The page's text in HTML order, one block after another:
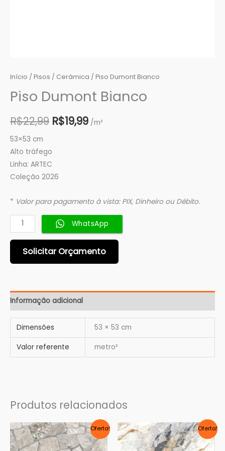
Início / Pisos / Cerâmica / Piso Dumont Bianco
Piso Dumont Bianco
R$22,99 R$19,99 /m²
53×53 cm
Alto tráfego
Linha: ARTEC
Coleção 2026
* Valor para pagamento à vista: PIX, Dinheiro ou Débito.
WhatsApp
Solicitar Orçamento
Informação adicional
Dimensões 53 × 53 cm
Valor referente metro²
Produtos relacionados
Oferta!
O
preço
original
O
preço
atual
Oferta!
O
preço
original
O
preço
atual